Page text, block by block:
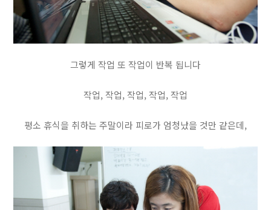
그렇게 작업 또 작업이 반복 됩니다
작업, 작업, 작업, 작업, 작업
평소 휴식을 취하는 주말이라 피로가 엄청났을 것만 같은데,